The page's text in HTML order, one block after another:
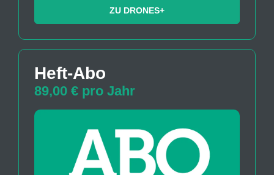
ZU DRONES+
Heft-Abo
89,00 € pro Jahr